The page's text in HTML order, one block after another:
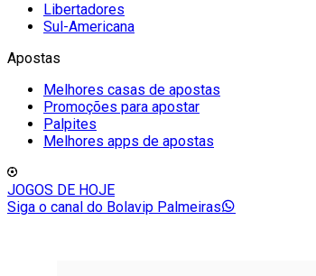
Libertadores
Sul-Americana
Apostas
Melhores casas de apostas
Promoções para apostar
Palpites
Melhores apps de apostas
JOGOS DE HOJE
Siga o canal do Bolavip Palmeiras